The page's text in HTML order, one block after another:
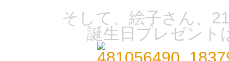
そして、絵子さん、
誕生日プレゼント